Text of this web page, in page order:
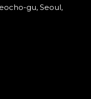
gu, Seoul,